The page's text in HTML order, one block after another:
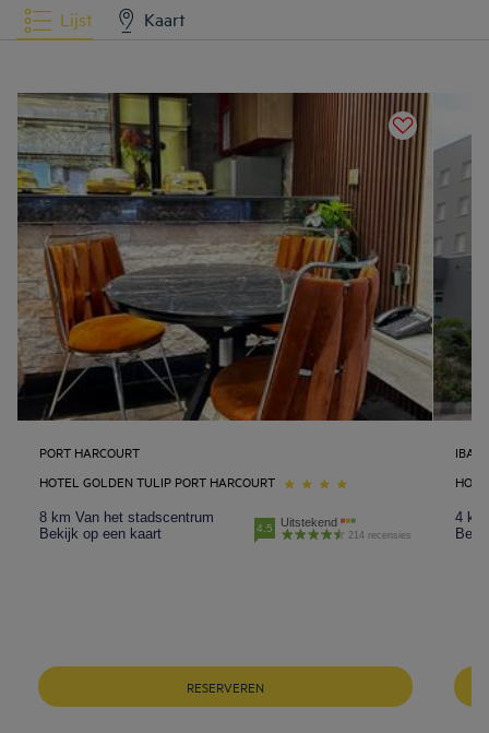
Lijst Kaart
PORT HARCOURT
HOTEL GOLDEN TULIP PORT HARCOURT
8 km Van het stadscentrum
Bekijk op een kaart
4.5 Uitstekend
214 recensies
RESERVEREN
4